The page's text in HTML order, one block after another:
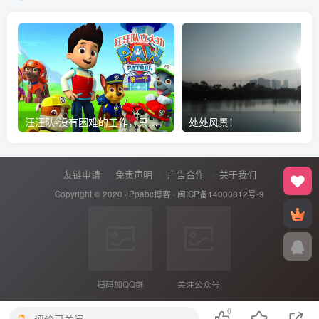
汪汪队-没有困难的工作，只有勇敢的狗狗 处处风景！
友链申请 免责声明 广告合作 关于我们
Copyright © 2020 · Ppabc博客 · 闽ICP备14000812号-9
扫码加QQ群 关注公众号
0